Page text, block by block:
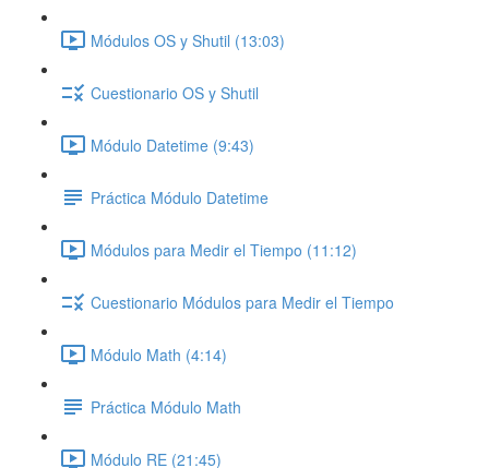
Módulos OS y Shutil (13:03)
Cuestionario OS y Shutil
Módulo Datetime (9:43)
Práctica Módulo Datetime
Módulos para Medir el Tiempo (11:12)
Cuestionario Módulos para Medir el Tiempo
Módulo Math (4:14)
Práctica Módulo Math
Módulo RE (21:45)